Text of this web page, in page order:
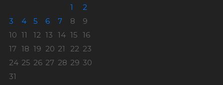
1
2
3
4 5 6 7 8
9
10 11 12 13 14 15 16
17 18 19 20 21 22 23
24 25 26 27 28 29 30
31